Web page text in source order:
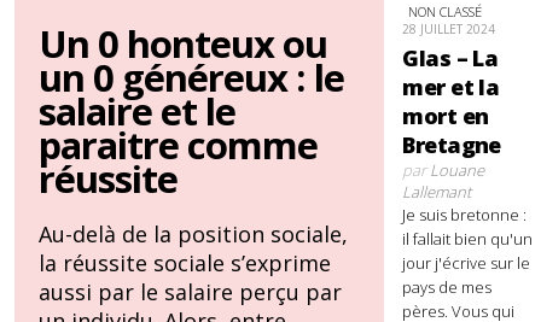
Un 0 honteux ou
un 0 généreux : le
salaire et le
paraitre comme
réussite
Au-delà de la position sociale,
la réussite sociale s’exprime
aussi par le salaire perçu par
NON CLASSÉ
28 JUILLET 2024
Glas – La
mer et la
mort en
Bretagne
parLouane
Lallemant
Je suis bretonne :
il fallait bien qu'un
jour j'écrive sur le
pays de mes
pères. Vous qui